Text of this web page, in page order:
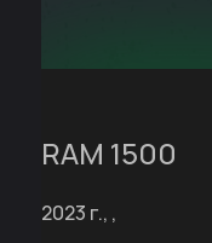
RAM 1500
2023 г., ,